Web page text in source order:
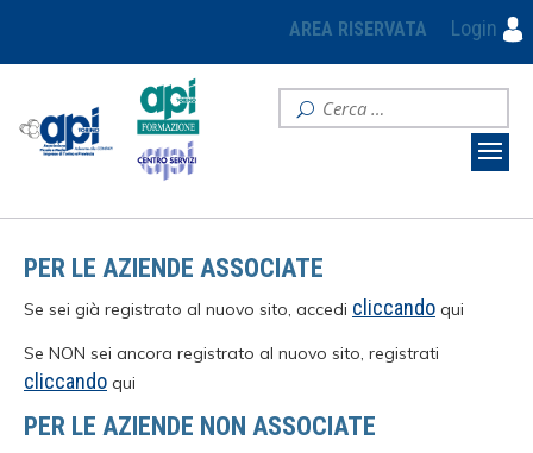
AREA RISERVATA Login
PER LE AZIENDE ASSOCIATE
Se sei già registrato al nuovo sito, accedi cliccando qui
Se NON sei ancora registrato al nuovo sito, registrati
cliccando qui
PER LE AZIENDE NON ASSOCIATE